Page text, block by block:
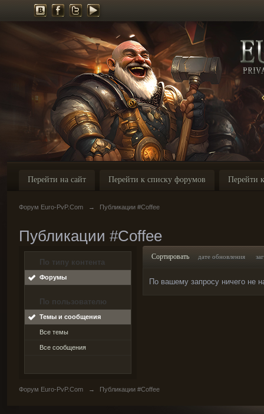
Перейти на сайт Перейти к списку форумов Перейти
Форум Euro-PvP.Com → Публикации #Coffee
Публикации #Coffee
По типу контента
Форумы
По пользователю
Темы и сообщения
Все темы
Все сообщения
Сортировать дате обновления
По вашему запросу ничего не
Форум Euro-PvP.Com → Публикации #Coffee